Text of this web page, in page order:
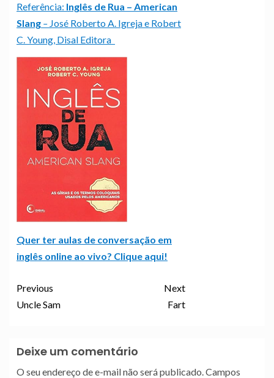
Referência: Inglês de Rua – American
Slang – José Roberto A. Igreja e Robert
C. Young, Disal Editora
Quer ter aulas de conversação em
inglês online ao vivo? Clique aqui!
Previous
Uncle Sam
Next
Fart
Deixe um comentário
O seu endereço de e-mail não será publicado.Campos